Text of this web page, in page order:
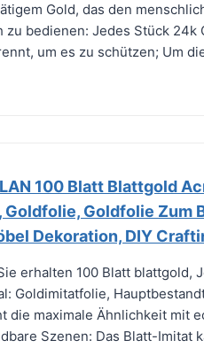
Gold, das den
zu bedienen: Jedes Stück
um es zu schützen; Um
100 Blatt Blattgold
Goldfolie, Goldfolie Zum
Dekoration, DIY
erhalten 100 Blatt blattgold,
Goldimitatfolie,
die maximale Ähnlichkeit mit
Szenen: Das Blatt-Imitat